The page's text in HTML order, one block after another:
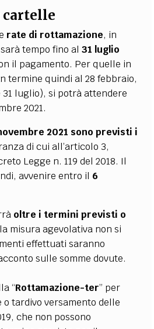
cartelle
rate di rottamazione, in
tempo fino al31 luglio
il pagamento. Per quelle in
termine quindi al 28 febbraio,
31 luglio), si potrà attendere
2021.
2021 sono previsti i
di cui all’articolo 3,
Legge n. 119 del 2018. Il
avvenire entro il 6
oltre i termini previsti o
misura agevolativa non si
effettuati saranno
sulle somme dovute.
“Rottamazione-ter” per
tardivo versamento delle
che non possono